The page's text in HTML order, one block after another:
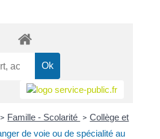
> Famille - Scolarité > Collège et
de voie ou de spécialité au